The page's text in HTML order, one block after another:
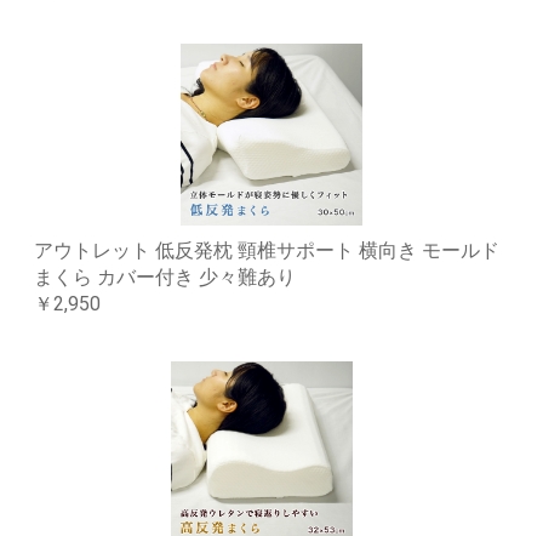
アウトレット 低反発枕 頸椎サポート 横向き モールド
まくら カバー付き 少々難あり
￥2,950